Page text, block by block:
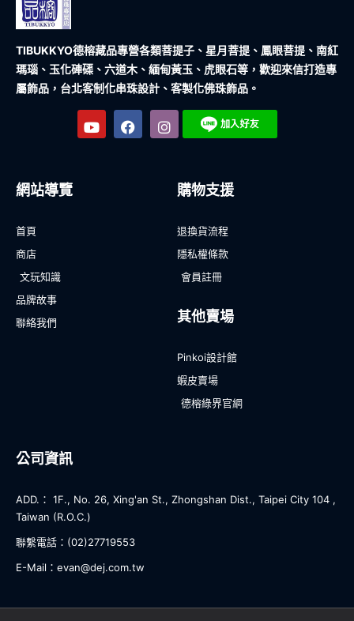
TIBUKKYO德榕藏品專營各類菩提子、星月菩提、鳳眼菩提、南紅
瑪瑙、玉化硨磲、六道木、緬甸黃玉、虎眼石等，歡迎來信打造專
屬飾品，台北客制化串珠設計、客製化佛珠飾品。
網站導覽
首頁
商店
文玩知識
品牌故事
聯絡我們
購物支援
退換貨流程
隱私權條款
會員註冊
其他賣場
Pinkoi設計館
蝦皮賣場
德榕綠界官網
公司資訊
ADD.： 1F., No. 26, Xing'an St., Zhongshan Dist., Taipei City 104 ,
Taiwan (R.O.C.)
聯繫電話：(02)27719553
E-Mail：evan@dej.com.tw